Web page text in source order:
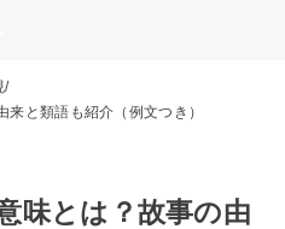
来と類語も紹介（例文つき）
味とは？故事の由